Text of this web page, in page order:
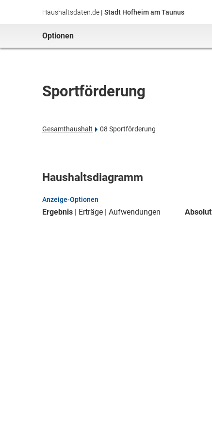
Haushaltsdaten.de | Stadt Hofheim am Taunus
Optionen
Sportförderung
Gesamthaushalt 08 Sportförderung
Haushaltsdiagramm
Anzeige-Optionen
Ergebnis Erträge Aufwendungen Absolut